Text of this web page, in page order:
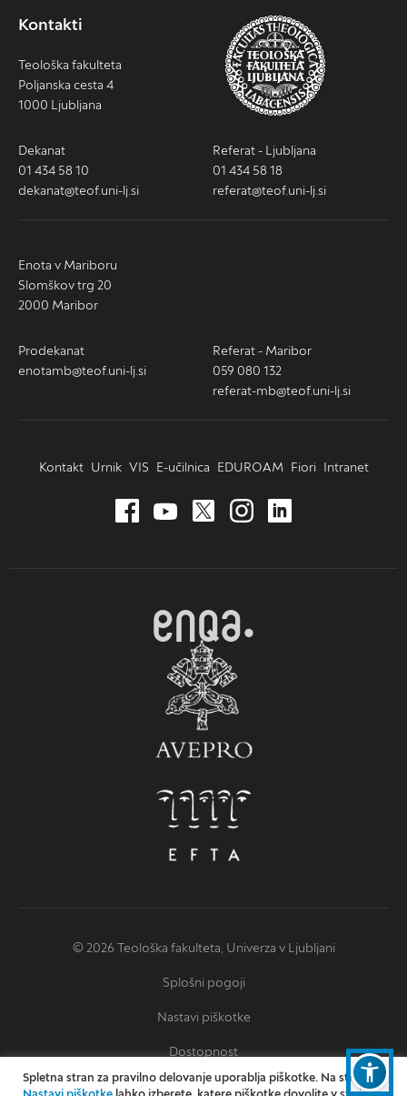
Kontakti
Teološka fakulteta
Poljanska cesta 4
1000 Ljubljana
Dekanat
01 434 58 10
dekanat@teof.uni-lj.si
Referat - Ljubljana
01 434 58 18
referat@teof.uni-lj.si
Enota v Mariboru
Slomškov trg 20
2000 Maribor
Prodekanat
enotamb@teof.uni-lj.si
Referat - Maribor
059 080 132
referat-mb@teof.uni-lj.si
Kontakt Urnik VIS E-učilnica EDUROAM Fiori Intranet
© 2026 Teološka fakulteta, Univerza v Ljubljani
Splošni pogoji
Nastavi piškotke
Dostopnost
Izjava o dostopnosti
Spletna stran za pravilno delovanje uporablja piškotke. Na strani